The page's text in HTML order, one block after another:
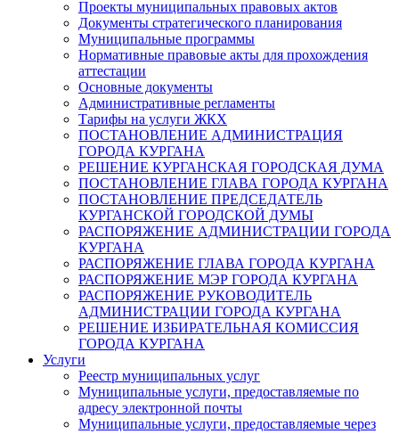
Проекты муниципальных правовых актов
Документы стратегического планирования
Муниципальные программы
Нормативные правовые акты для прохождения
аттестации
Основные документы
Административные регламенты
Тарифы на услуги ЖКХ
ПОСТАНОВЛЕНИЕ АДМИНИСТРАЦИЯ
ГОРОДА КУРГАНА
РЕШЕНИЕ КУРГАНСКАЯ ГОРОДСКАЯ ДУМА
ПОСТАНОВЛЕНИЕ ГЛАВА ГОРОДА КУРГАНА
ПОСТАНОВЛЕНИЕ ПРЕДСЕДАТЕЛЬ
КУРГАНСКОЙ ГОРОДСКОЙ ДУМЫ
РАСПОРЯЖЕНИЕ АДМИНИСТРАЦИИ ГОРОДА
КУРГАНА
РАСПОРЯЖЕНИЕ ГЛАВА ГОРОДА КУРГАНА
РАСПОРЯЖЕНИЕ МЭР ГОРОДА КУРГАНА
РАСПОРЯЖЕНИЕ РУКОВОДИТЕЛЬ
АДМИНИСТРАЦИИ ГОРОДА КУРГАНА
РЕШЕНИЕ ИЗБИРАТЕЛЬНАЯ КОМИССИЯ
ГОРОДА КУРГАНА
Услуги
Реестр муниципальных услуг
Муниципальные услуги, предоставляемые по
адресу электронной почты
Муниципальные услуги, предоставляемые через